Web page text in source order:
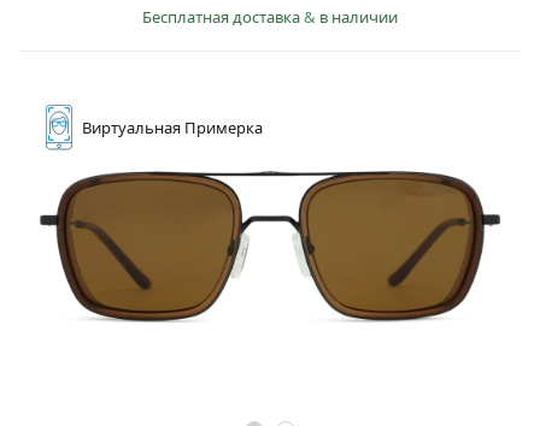
Бесплатная доставка& в наличии
Виртуальная Примерка